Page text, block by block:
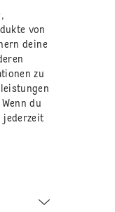
von
deine
zu
du
jederzeit